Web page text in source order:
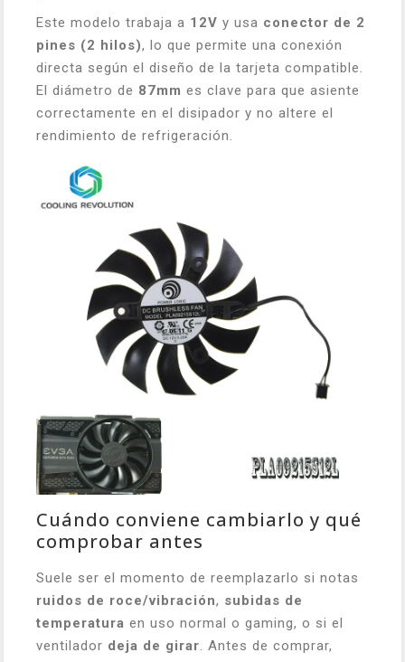
Este modelo trabaja a 12V y usa conector de 2
pines (2 hilos), lo que permite una conexión
directa según el diseño de la tarjeta compatible.
El diámetro de 87mm es clave para que asiente
correctamente en el disipador y no altere el
rendimiento de refrigeración.
Cuándo conviene cambiarlo y qué
comprobar antes
Suele ser el momento de reemplazarlo si notas
ruidos de roce/vibración, subidas de
temperatura en uso normal o gaming, o si el
ventilador deja de girar. Antes de comprar,